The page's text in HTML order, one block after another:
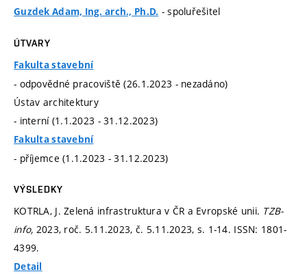
Guzdek Adam, Ing. arch., Ph.D. - spoluřešitel
ÚTVARY
Fakulta stavební
- odpovědné pracoviště (26.1.2023 - nezadáno)
Ústav architektury
- interní (1.1.2023 - 31.12.2023)
Fakulta stavební
- příjemce (1.1.2023 - 31.12.2023)
VÝSLEDKY
KOTRLA, J. Zelená infrastruktura v ČR a Evropské unii. TZB-
info, 2023, roč. 5.11.2023, č. 5.11.2023, s. 1-14. ISSN: 1801-
4399.
Detail